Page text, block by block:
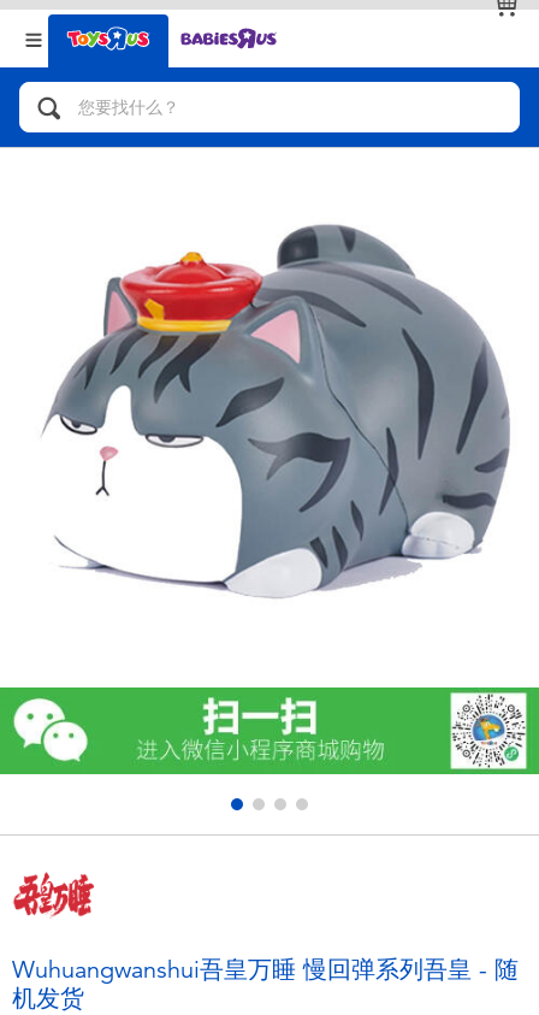
返回
分类目录
人气英雄，角色扮演，射击玩具
拼砌组合及乐高LEGO
玩具车，货车，火车及遥控系列
手工艺，文具，蜡笔，泥胶，画板
娃娃，芭比，收藏公仔
益智学习玩具
户外及运动产品
模仿，化妆及造型系列
毛绒公仔玩具
返回
品牌
查看全部
Wuhuangwanshui吾皇万睡 慢回弹系列吾皇 - 随
机发货